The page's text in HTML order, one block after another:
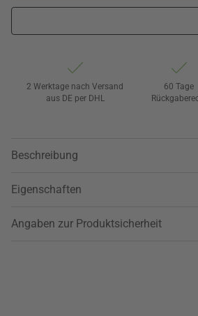
2 Werktage nach Versand
aus DE per DHL
60 Tage
Beschreibung
Eigenschaften
Angaben zur Produktsicherheit